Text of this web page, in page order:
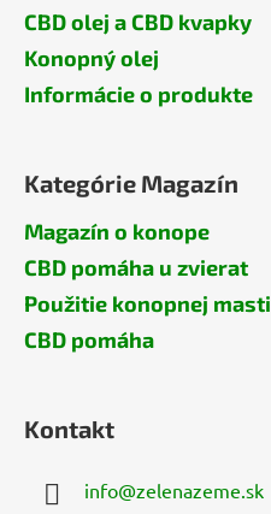
CBD olej a CBD kvapky
Konopný olej
Informácie o produkte
Kategórie Magazín
Magazín o konope
CBD pomáha u zvierat
Použitie konopnej masti
CBD pomáha
Kontakt
info@zelenazeme.sk